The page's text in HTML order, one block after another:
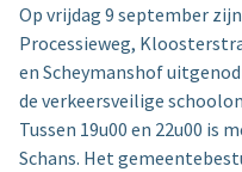
Op vrijdag 9 september
Processieweg,
en Scheymanshof
de verkeersveilige
Tussen 19u00 en 22u00 is
Schans. Het